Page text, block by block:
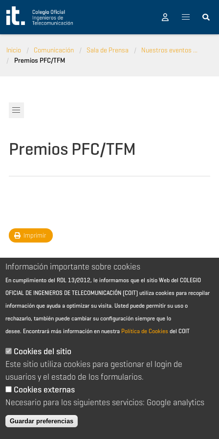
Pasar al contenido principal
Inicio Comunicación Sala de Prensa
Nuestros eventos ...
Premios PFC/TFM
Premios PFC/TFM
Imprimir
Aviso Legal - Información general
Política de cookies
Política de reembolso
Sitemap
C/ Almagro 2 1º Izqda 28010 Madrid
91 391 10 66
coit@coit.es
Información importante sobre cookies
En cumplimiento del RDL 13/2012, le informamos que el sitio Web del COLEGIO
OFICIAL DE INGENIEROS DE TELECOMUNICACIÓN (COIT) utiliza cookies para recopilar
información que ayuda a optimizar su visita. Usted puede permitir su uso o
rechazarlo, también puede cambiar su configuración siempre que lo
desee. Encontrará más información en nuestra Política de Cookies del COIT
Cookies del sitio
Este sitio utiliza cookies para gestionar el login de
usuarios y el estado de los formularios.
Cookies externas
Necesario para los siguientes servicios: Google analytics
Guardar preferencias